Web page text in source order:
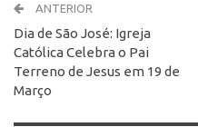
ANTERIOR
Dia de São José: Igreja
Católica Celebra o Pai
Terreno de Jesus em 19 de
Março